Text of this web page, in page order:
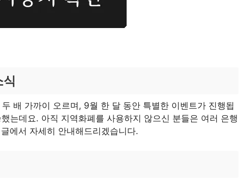
배 가까이 오르며, 9월 한 달 동안 특별한 이벤트가 진행됩
는데요. 아직 지역화폐를 사용하지 않으신 분들은 여러 은행
에서 자세히 안내해드리겠습니다.